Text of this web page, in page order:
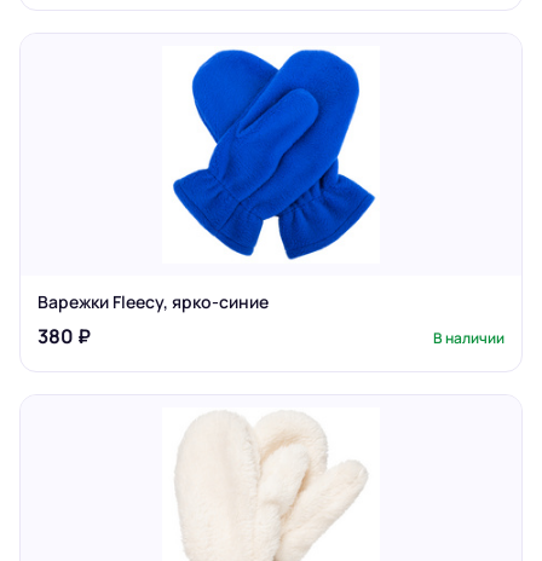
Варежки Fleecy, ярко-синие
380 ₽ В наличии